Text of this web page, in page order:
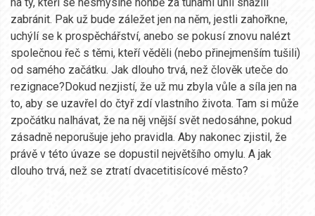
zabránit. Pak už bude záležet jen na něm, jestli zahořkne,
uchýlí se k prospěchářství, anebo se pokusí znovu nalézt
společnou řeč s těmi, kteří věděli (nebo přinejmenším tušili)
od samého začátku. Jak dlouho trvá, než člověk uteče do
rezignace?Dokud nezjistí, že už mu zbyla vůle a síla jen na
to, aby se uzavřel do čtyř zdí vlastního života. Tam si může
zpočátku nalhávat, že na něj vnější svět nedosáhne, pokud
zásadně neporušuje jeho pravidla. Aby nakonec zjistil, že
právě v této úvaze se dopustil největšího omylu. A jak
dlouho trvá, než se ztratí dvacetitisícové město?